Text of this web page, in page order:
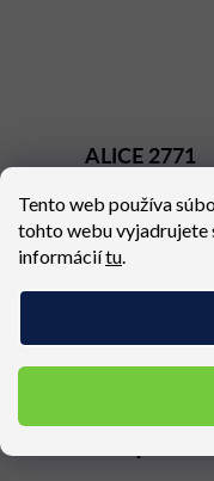
Tento web používa
tohto webu vyjadrujete
informáciítu.
ALICE 2771
Dostupné (dodacia
týždne)
570,72 €